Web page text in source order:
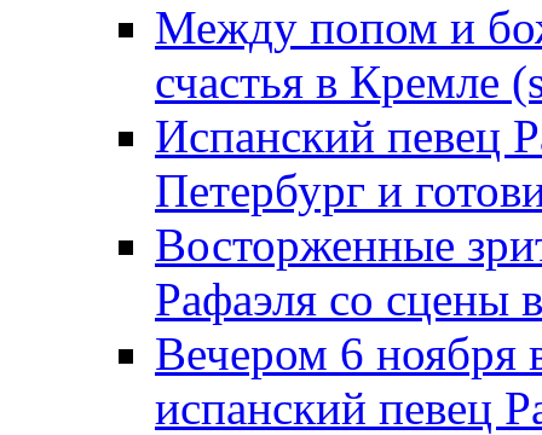
Между попом и
счастья в Кремле
Испанский певец
Петербург и
Восторженные
Рафаэля со сцены
Вечером 6
испанский певец